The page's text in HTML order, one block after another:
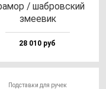
/ шаб­ров­ский
зме­евик
28 010 руб
Подставки для ручек